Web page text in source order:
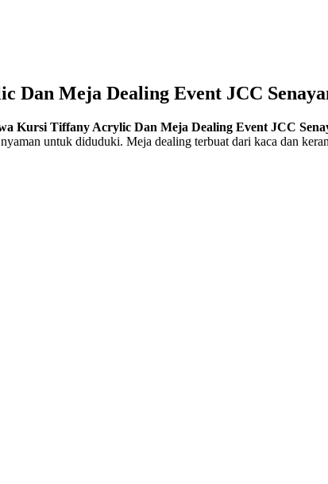
Dan Meja Dealing Event JCC
Kursi Tiffany Acrylic Dan Meja Dealing Event JCC
untuk diduduki. Meja dealing terbuat dari kaca dan